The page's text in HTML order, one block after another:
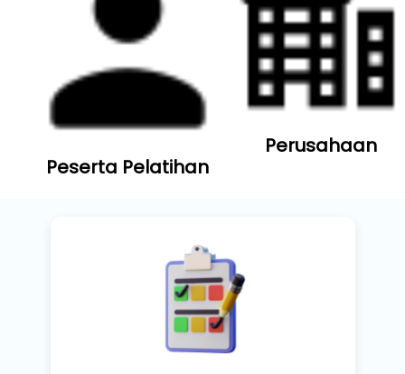
Peserta Pelatihan
Perusahaan